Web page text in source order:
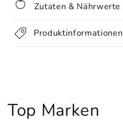
Zutaten & Nährwerte
Produktinformationen
Top Marken